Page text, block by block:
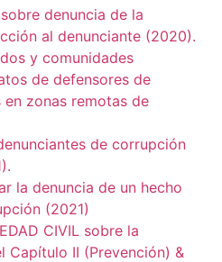
denuncia de la
al denunciante (2020).
y comunidades
de defensores de
en zonas remotas de
de corrupción
la denuncia de un hecho
(2021)
CIVIL sobre la
Capítulo II (Prevención) &